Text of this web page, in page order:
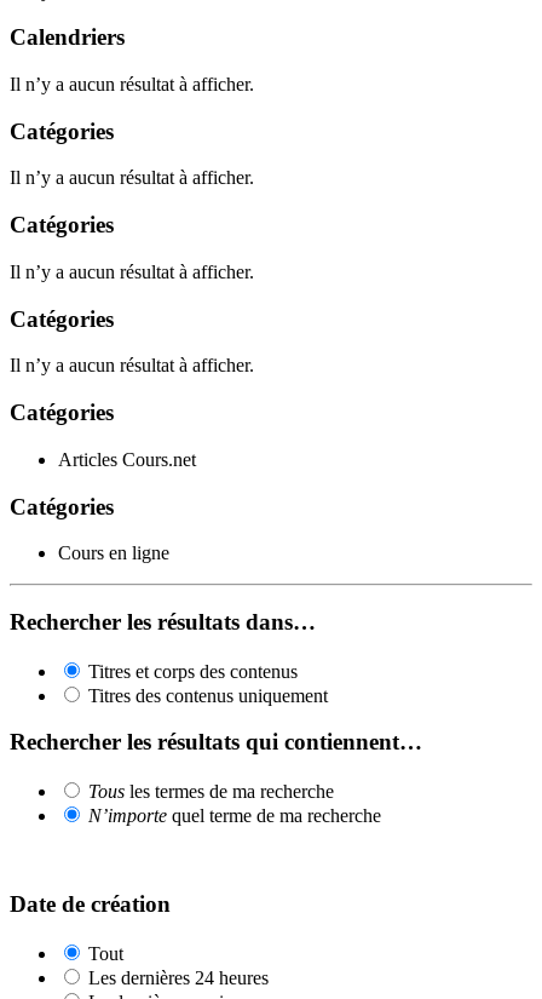
Calendriers
Il n’y a aucun résultat à afficher.
Catégories
Il n’y a aucun résultat à afficher.
Catégories
Il n’y a aucun résultat à afficher.
Catégories
Il n’y a aucun résultat à afficher.
Catégories
Articles Cours.net
Catégories
Cours en ligne
Rechercher les résultats dans…
Titres et corps des contenus
Titres des contenus uniquement
Rechercher les résultats qui contiennent…
Tous les termes de ma recherche
N’importe quel terme de ma recherche
Date de création
Tout
Les dernières 24 heures